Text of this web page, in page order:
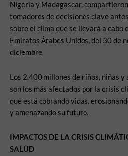
Nigeria y Madagascar,
tomadores de decisiones clave
sobre el clima que se llevará a cabo
Emiratos Árabes Unidos, del 30 de
diciembre.
Los 2.400 millones de niños, niñas y
son los más afectados por la crisis
que está cobrando vidas,
y amenazando su futuro.
IMPACTOS DE LA CRISIS
SALUD